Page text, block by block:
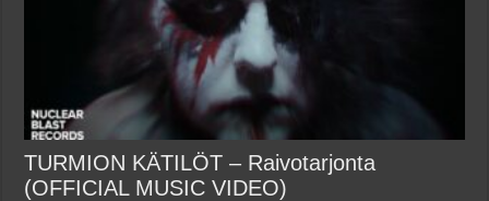
TURMION KÄTILÖT – Raivotarjonta
(OFFICIAL MUSIC VIDEO)